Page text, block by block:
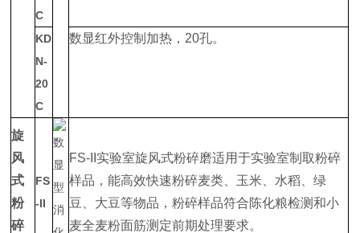
C
KD
N-
20
C
数显红外控制加热，20孔。
旋
风
式
粉
碎
FS
-II
FS-II实验室旋风式粉碎磨适用于实验室制取粉碎
样品，能高效快速粉碎麦类、玉米、水稻、绿
豆、大豆等物品，粉碎样品符合陈化粮检测和小
麦全麦粉面筋测定前期处理要求。